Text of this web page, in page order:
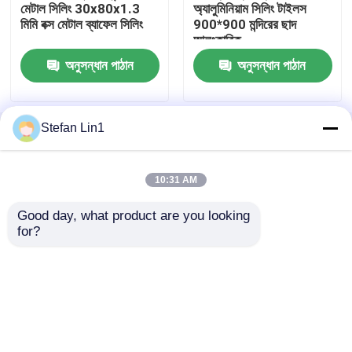
ধাতু সিলিং নকশা
অ্যালুমিনিয়াম ক্ল্যাডিং প্যানেল
কম্পোজিট স্যান্ডউইচ প্যানেল
মেটাল সিলিং 30x80x1.3
মিমি বক্স মেটাল ব্যাফেল সিলিং
অনুসন্ধান পাঠান
অ্যালুমিনিয়াম সিলিং টাইলস
900*900 মন্দিরের ছাদ
আলংকারিক
অনুসন্ধান পাঠান
বাড়ি আমাদের সম্পর্কে
সাইট ম্যাপ
Privacy Policy
গুণঅ্যালুমিনিয়াম মেটাল সিলিং চীন কারখানা.Copyright © 2026
Stefan Lin1
10:31 AM
Good day, what product are you looking
for?